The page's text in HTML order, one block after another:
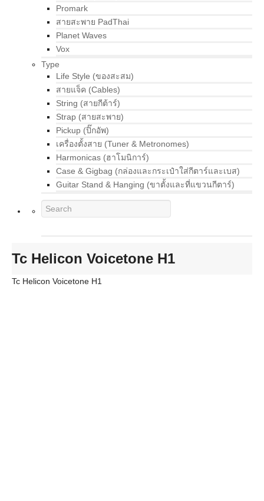
Promark
สายสะพาย PadThai
Planet Waves
Vox
Type
Life Style (ของสะสม)
สายแจ็ค (Cables)
String (สายกีต้าร์)
Strap (สายสะพาย)
Pickup (ปิ๊กอัพ)
เครื่องตั้งสาย (Tuner & Metronomes)
Harmonicas (ฮาโมนิการ์)
Case & Gigbag (กล่องและกระเป๋าใส่กีตาร์และเบส)
Guitar Stand & Hanging (ขาตั้งและที่แขวนกีตาร์)
Tc Helicon Voicetone H1
Tc Helicon Voicetone H1